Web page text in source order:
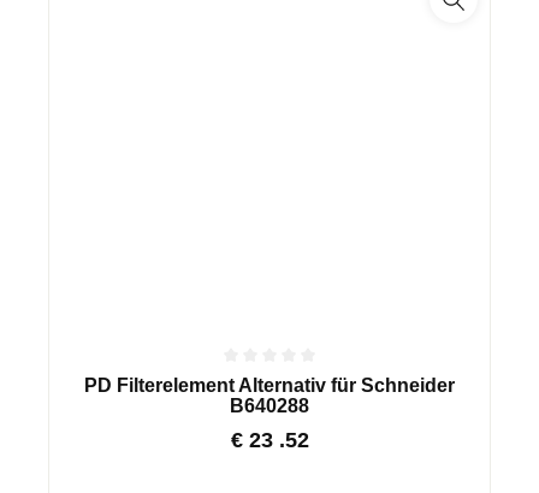
PD Filterelement Alternativ für Schneider
B640288
€ 23 .52